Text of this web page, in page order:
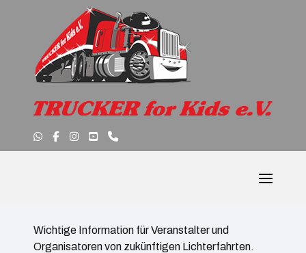
Wichtige Information für Veranstalter und
Organisatoren von zukünftigen Lichterfahrten.